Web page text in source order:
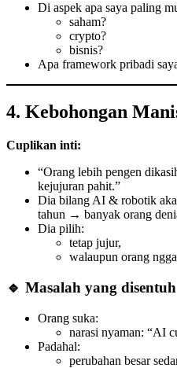
Di aspek apa saya paling
saham?
crypto?
bisnis?
Apa framework pribadi
4. Kebohongan
Cuplikan inti:
“Orang lebih pengen
kejujuran pahit.”
Dia bilang AI & robotik
tahun → banyak orang
Dia pilih:
tetap jujur,
walaupun orang
🔹 Masalah yang disentuh
Orang suka:
narasi nyaman: “AI
Padahal:
perubahan besar